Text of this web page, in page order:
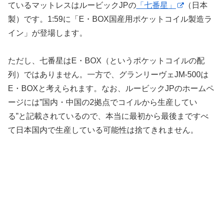
ているマットレスはルービックJPの 「七番星」
（日本
製）です。1:59に「E・BOX国産用ポケットコイル製造ラ
イン」が登場します。
ただし、七番星はE・BOX（というポケットコイルの配
列）ではありません。一方で、グランリーヴェJM-500は
E・BOXと考えられます。なお、ルービックJPのホームペ
ージには”国内・中国の2拠点でコイルから生産してい
る”と記載されているので、本当に最初から最後まですべ
て日本国内で生産している可能性は捨てきれません。